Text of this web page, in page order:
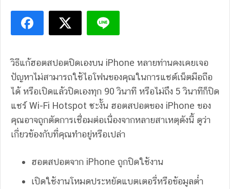
วิธีแก้ฮอตสปอตปิดเองบน iPhone หลายท่านคงเคยเจอ
ปัญหาไม่สามารถใช้ไอโฟนของคุณในการแชต์เน็ตมือถือ
ได้ หรือเปิดแล้วปิดเองทุก 90 วินาที หรือไม่ถึง 5 วินาทีก็ปิด
แชร์ Wi-Fi Hotspot ซะงั้น ฮอตสปอตของ iPhone ของ
คุณอาจถูกตัดการเชื่อมต่อเนื่องจากหลายสาเหตุดังนี้ ดูว่า
เกี่ยวข้องกับที่คุณทำอยู่หรือเปล่า
ฮอตสปอตจาก iPhone ถูกปิดใช้งาน
เปิดใช้งานโหมดประหยัดแบตเตอรี่หรือข้อมูลต่ำ